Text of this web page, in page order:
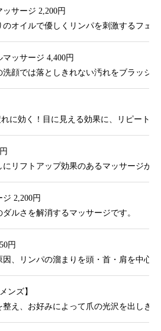
サージ 2,200円
オイルで優しくリンパを刺激するフェ
ッサージ 4,400円
顔では落としきれない汚れをブラッシ
れに効く！目に見える効果に、リピート
リフトアップ効果のあるマッサージが
2,200円
ルさを解消するマッサージです。
円
、リンパの溜まりを頭・首・肩を中心
ンズ】
え、お好みによって爪の光沢を出しき